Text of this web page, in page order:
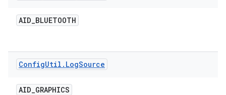
AID_BLUETOOTH
ConfigUtil . LogSource
AID_GRAPHICS